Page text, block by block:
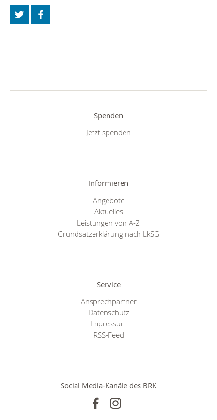
Spenden
Jetzt spenden
Informieren
Angebote
Aktuelles
Leistungen von A-Z
Grundsatzerklärung nach LkSG
Service
Ansprechpartner
Datenschutz
Impressum
RSS-Feed
Social Media-Kanäle des BRK